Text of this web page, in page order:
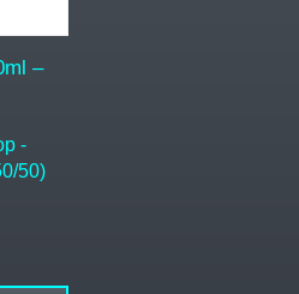
–
-
50)